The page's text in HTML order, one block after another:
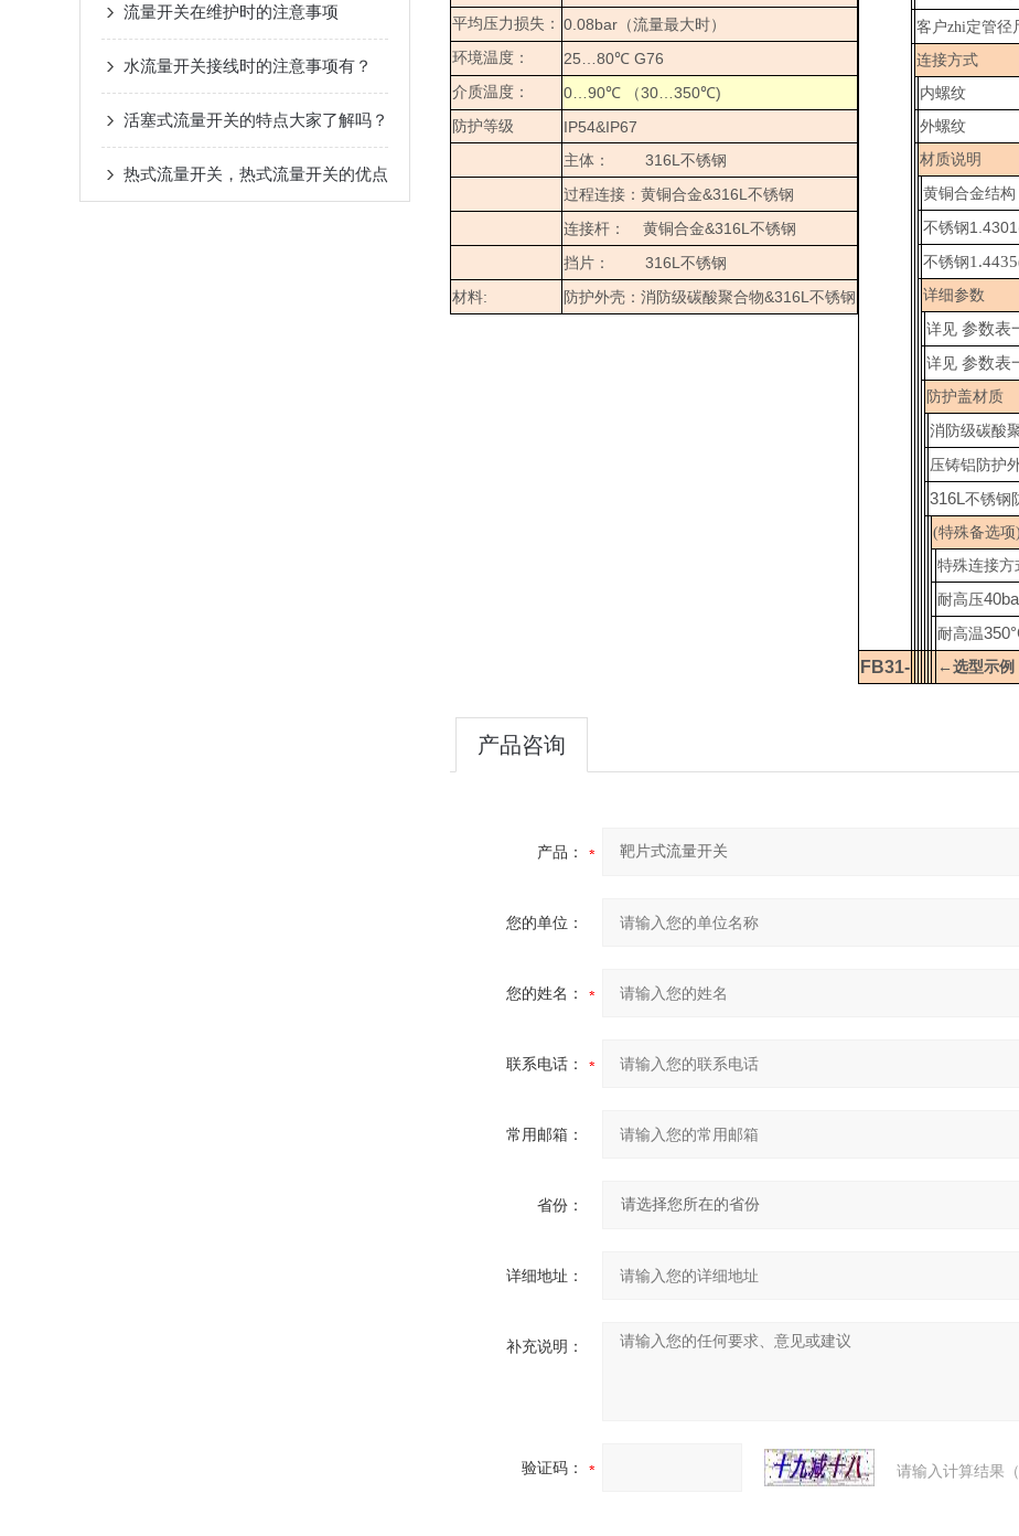
流量开关在维护时的注意事项
水流量开关接线时的注意事项有？
活塞式流量开关的特点大家了解吗？
热式流量开关，热式流量开关的优点
平均压力损失： 0.08bar （流量最大时）
环境温度：
25…80℃ G76
介质温度： 0…90℃ （30…350℃)
防护等级 IP54&IP67
主体： 316L 不锈钢
过程连接：黄铜合金&316L 不锈钢
连接杆： 黄铜合金&316L 不锈钢
挡片： 316L 不锈钢
材料: 防护外壳：消防级碳酸聚合物&316L 不锈钢
客户zhi定管径
连接方式
内螺纹
外螺纹
材质说明
黄铜合金结构
不锈钢
不锈钢
详细参数
详见 参数表
详见 参数表
防护盖材质
消防级碳酸
压铸铝防护
316L不锈钢
(特殊备选项
特殊连接方
耐高压
耐高温
FB31- ←选型示例
产品咨询
产品：
您的单位：
您的姓名：
联系电话：
常用邮箱：
省份：
详细地址：
补充说明：
验证码： 请输入计算结果